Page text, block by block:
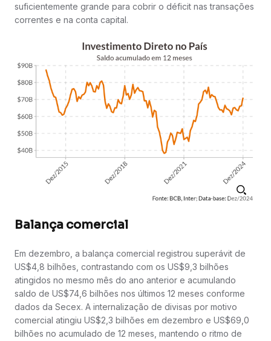
suficientemente grande para cobrir o déficit nas transações
correntes e na conta capital.
Balança comercial
Em dezembro, a balança comercial registrou superávit de
US$4,8 bilhões, contrastando com os US$9,3 bilhões
atingidos no mesmo mês do ano anterior e acumulando
saldo de US$74,6 bilhões nos últimos 12 meses conforme
dados da Secex. A internalização de divisas por motivo
comercial atingiu US$2,3 bilhões em dezembro e US$69,0
bilhões no acumulado de 12 meses, mantendo o ritmo de